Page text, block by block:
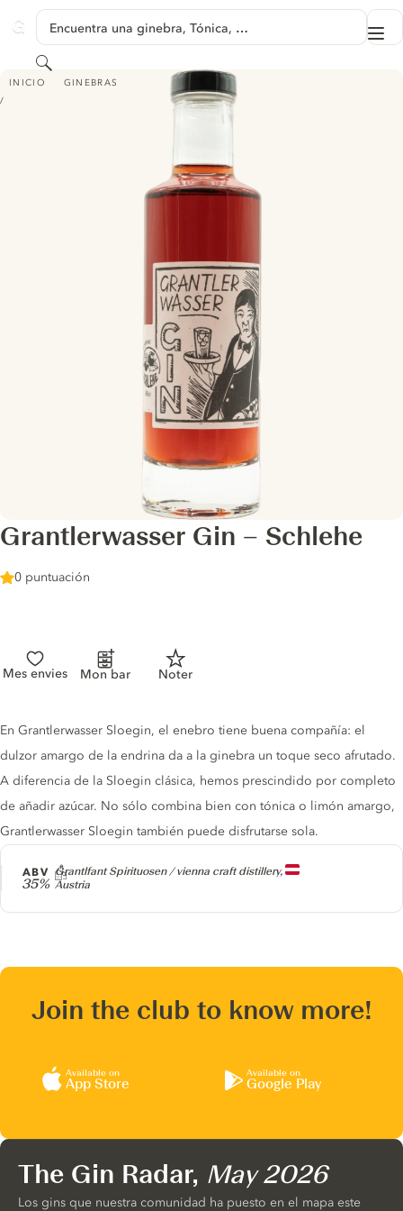
GINVENTORY
Encuentra una ginebra, Tónica, …
Buscar
INICIO GINEBRAS
GRANTLERWASSER GIN – SCHLEHE
Grantlerwasser Gin – Schlehe
0 puntuación
Mes envies Mon bar Noter
Producer
Grantlfant Spirituosen / vienna craft distillery,
Austria
ABV
35%
Gin description
En Grantlerwasser Sloegin, el enebro tiene buena compañía: el
dulzor amargo de la endrina da a la ginebra un toque seco afrutado.
A diferencia de la Sloegin clásica, hemos prescindido por completo
de añadir azúcar. No sólo combina bien con tónica o limón amargo,
Grantlerwasser Sloegin también puede disfrutarse sola.
Join the club to know more!
Available on
App Store
Available on
Google Play
The Gin Radar, May 2026
Los gins que nuestra comunidad ha puesto en el mapa este